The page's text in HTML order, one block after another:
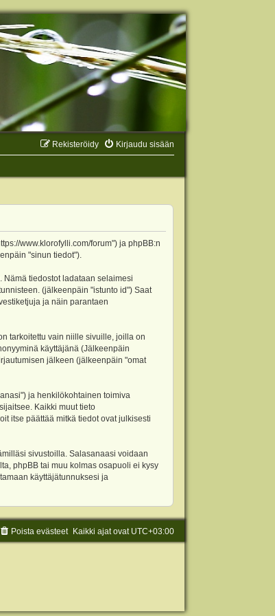
Kirjaudu sisään
Rekisteröidy
www.klorofylli.com/forum") ja phpBB:n
"sinun tiedot").
tiedostot ladataan selaimesi
(jälkeenpäin "istunto id") Saat
ja näin parantaen
tarkoitettu vain niille sivuille, joilla on
käyttäjänä (Jälkeenpäin
jälkeen (jälkeenpäin "omat
ja henkilökohtainen toimiva
Kaikki muut tieto
itse päättää mitkä tiedot ovat julkisesti
sivustoilla. Salasanaasi voidaan
phpBB tai muu kolmas osapuoli ei kysy
käyttäjätunnuksesi ja
Kaikki ajat ovat UTC+03:00
Poista evästeet